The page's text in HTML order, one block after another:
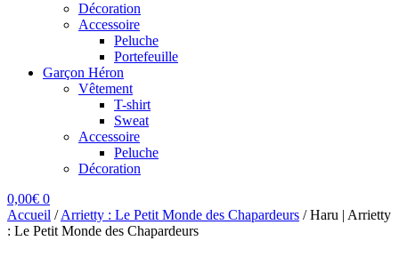
Décoration
Accessoire
Peluche
Portefeuille
Garçon Héron
Vêtement
T-shirt
Sweat
Accessoire
Peluche
Décoration
0,00€ 0
Accueil /Arrietty : Le Petit Monde des Chapardeurs /Haru | Arrietty
: Le Petit Monde des Chapardeurs